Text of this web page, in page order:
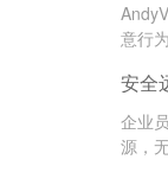
意行
安全
企业
源，